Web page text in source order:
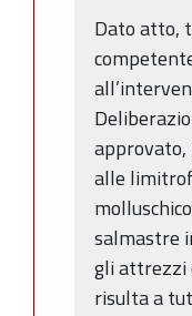
Dato atto,
approvato,
alle
salmastre
gli attrezzi
risulta a